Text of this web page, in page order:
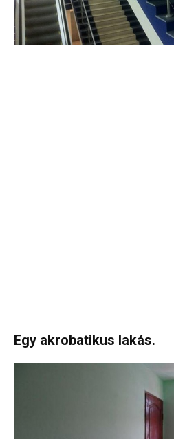
Egy akrobatikus lakás.